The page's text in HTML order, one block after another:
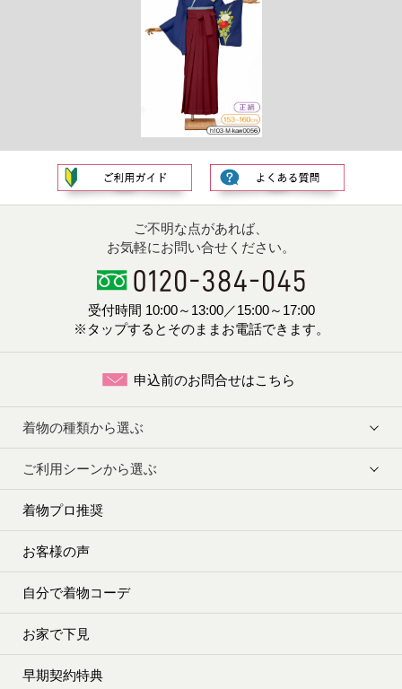
ご不明な点があれば、
お気軽にお問い合せください。
受付時間 10:00～13:00／15:00～17:00
※タップするとそのままお電話できます。
申込前のお問合せはこちら
着物の種類から選ぶ
ご利用シーンから選ぶ
着物プロ推奨
お客様の声
自分で着物コーデ
お家で下見
早期契約特典